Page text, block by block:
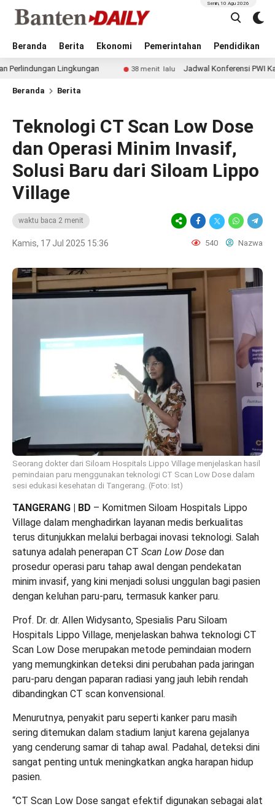
Beranda Berita Ekonomi Pemerintahan Pendidikan
Senin, 10 Agu 2026
Lingkungan 38 menit lalu Jadwal Konferensi PWI Kabupaten
Beranda Berita
Teknologi CT Scan Low Dose
dan Operasi Minim Invasif,
Solusi Baru dari Siloam Lippo
Village
waktu baca 2 menit
Kamis, 17 Jul 2025 15:36 540 Nazwa
Seorang dokter dari Siloam Hospitals Lippo Village menjelaskan hasil
pemindaian paru menggunakan teknologi CT Scan Low Dose dalam
sesi edukasi kesehatan di Tangerang. (Foto: Ist)
TANGERANG | BD – Komitmen Siloam Hospitals Lippo
Village dalam menghadirkan layanan medis berkualitas
terus ditunjukkan melalui berbagai inovasi teknologi. Salah
satunya adalah penerapan CT Scan Low Dose dan
prosedur operasi paru tahap awal dengan pendekatan
minim invasif, yang kini menjadi solusi unggulan bagi pasien
dengan keluhan paru-paru, termasuk kanker paru.
Prof. Dr. dr. Allen Widysanto, Spesialis Paru Siloam
Hospitals Lippo Village, menjelaskan bahwa teknologi CT
Scan Low Dose merupakan metode pemindaian modern
yang memungkinkan deteksi dini perubahan pada jaringan
paru-paru dengan paparan radiasi yang jauh lebih rendah
dibandingkan CT scan konvensional.
Menurutnya, penyakit paru seperti kanker paru masih
sering ditemukan dalam stadium lanjut karena gejalanya
yang cenderung samar di tahap awal. Padahal, deteksi dini
sangat penting untuk meningkatkan angka harapan hidup
pasien.
“CT Scan Low Dose sangat efektif digunakan sebagai alat